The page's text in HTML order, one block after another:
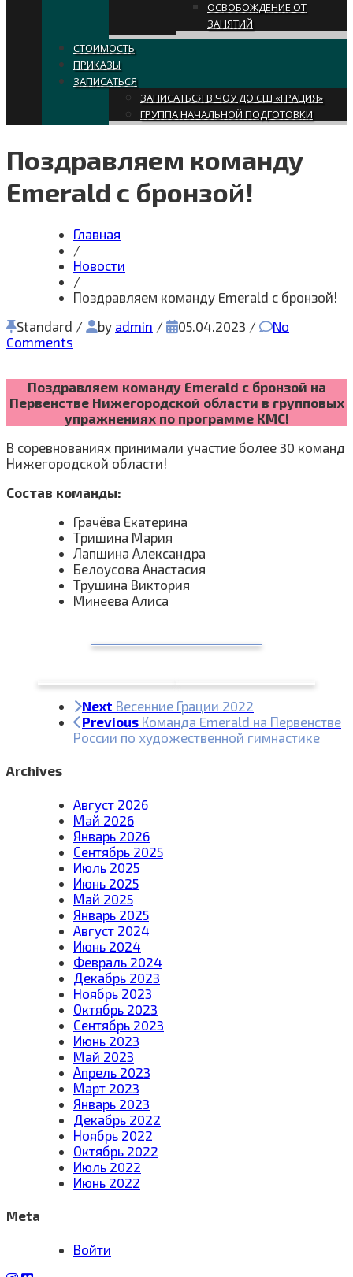
ОСВОБОЖДЕНИЕ ОТ
ЗАНЯТИЙ
СТОИМОСТЬ
ПРИКАЗЫ
ЗАПИСАТЬСЯ
ЗАПИСАТЬСЯ В ЧОУ ДО СШ «ГРАЦИЯ»
ГРУППА НАЧАЛЬНОЙ ПОДГОТОВКИ
Поздравляем команду
Emerald с бронзой!
Главная
/
Новости
/
Поздравляем команду Emerald с бронзой!
Standard / by admin / 05.04.2023 /
No
Comments
Поздравляем команду Emerald с бронзой на
Первенстве Нижегородской области в групповых
упражнениях по программе КМС!
В соревнованиях принимали участие более 30 команд
Нижегородской области!
Состав команды:
Грачёва Екатерина
Тришина Мария
Лапшина Александра
Белоусова Анастасия
Трушина Виктория
Минеева Алиса
Next Весенние Грации 2022
Previous Команда Emerald на Первенстве
России по художественной гимнастике
Archives
Август 2026
Май 2026
Январь 2026
Сентябрь 2025
Июль 2025
Июнь 2025
Май 2025
Январь 2025
Август 2024
Июнь 2024
Февраль 2024
Декабрь 2023
Ноябрь 2023
Октябрь 2023
Сентябрь 2023
Июнь 2023
Май 2023
Апрель 2023
Март 2023
Январь 2023
Декабрь 2022
Ноябрь 2022
Октябрь 2022
Июль 2022
Июнь 2022
Meta
Войти